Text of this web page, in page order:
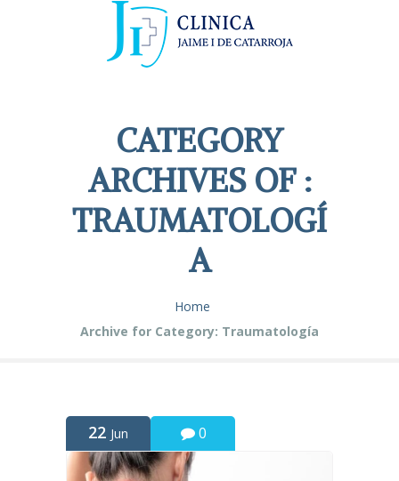
CATEGORY
ARCHIVES OF :
TRAUMATOLOGÍ
A
Home
Archive for Category: Traumatología
22 Jun 0